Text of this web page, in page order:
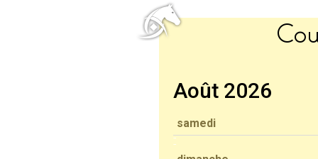
Août 2026
samedi